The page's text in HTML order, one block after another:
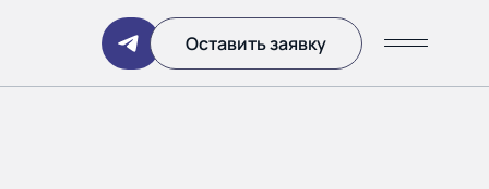
Написать
Оставить заявку